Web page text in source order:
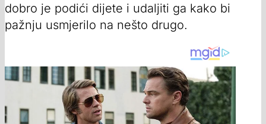
dobro je podići dijete i udaljiti ga kako bi
pažnju usmjerilo na nešto drugo.